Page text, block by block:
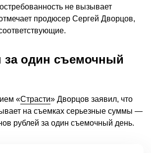
не вызывает
продюсер Сергей Дворцов,
один съемочный
«Страсти» Дворцов заявил, что
на съемках серьезные суммы —
рублей за один съемочный день.